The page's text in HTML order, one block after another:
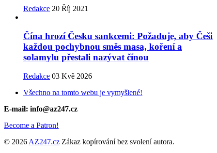
Redakce 20 Říj 2021
Čína hrozí Česku sankcemi: Požaduje, aby Češi
každou pochybnou směs masa, koření a
solamylu přestali nazývat čínou
Redakce 03 Kvě 2026
Všechno na tomto webu je vymyšlené!
E-mail: info@az247.cz
Become a Patron!
© 2026 AZ247.cz Zákaz kopírování bez svolení autora.